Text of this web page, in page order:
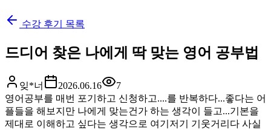
수강 후기 목록
드디어 찾은 나에게 딱 맞는 영어 공부법
잊*너 2026.06.16
7
영어공부를 매번 포기하고 신청하고....를 반복하다...좋다는 어
플들을 해보지만 나에게 맞는건가 하는 생각이 들고...기본을
제대로 이해하고 싶다는 생각으로 여기저기 기웃거리다 사실